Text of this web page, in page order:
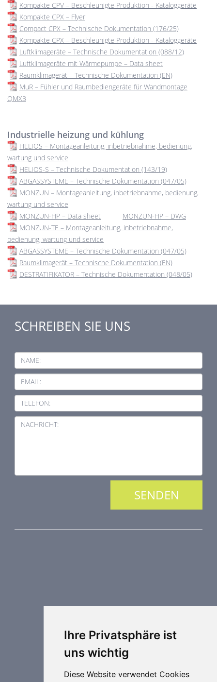
Ihre Privatsphäre ist
uns wichtig
Diese Website verwendet Cookies
Kompakte CPV –⁠ Beschleunigte Produktion - Kataloggeräte
Kompakte CPX – Flyer
Compact CPX – Technische Dokumentation (176/25)
Kompakte CPX –⁠ Beschleunigte Produktion - Kataloggeräte
Luftklimageräte – Technische Dokumentation (088/12)
Luftklimageräte mit Wärmepumpe – Data sheet
Raumklimagerät – Technische Dokumentation (EN)
MuR – Fühler und Raumbediengeräte für Wandmontage
QMX3
Industrielle heizung und kühlung
HELIOS – Montageanleitung, inbetriebnahme, bedienung,
wartung und service
HELIOS-S – Technische Dokumentation (143/19)
ABGASSYSTEME – Technische Dokumentation (047/05)
MONZUN – Montageanleitung, inbetriebnahme, bedienung,
wartung und service
MONZUN-HP – Data sheet
MONZUN-HP – DWG
MONZUN-TE – Montageanleitung, inbetriebnahme,
bedienung, wartung und service
ABGASSYSTEME – Technische Dokumentation (047/05)
Raumklimagerät – Technische Dokumentation (EN)
DESTRATIFIKATOR – Technische Dokumentation (048/05)
SCHREIBEN SIE UNS
NAME:
EMAIL:
TELEFON:
NACHRICHT:
Regelungstechnik
Weitere Elemente Lufttechnik
Industrielle heizung und kühlung